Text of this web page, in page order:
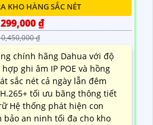
KHO HÀNG SẮC NÉT
₫
₫
chính hãng Dahua với độ
ghi âm IP POE và hồng
sắc nét cả ngày lẫn đêm
tối ưu băng thông tiết
Hệ thống phát hiện con
an ninh tối đa cho kho